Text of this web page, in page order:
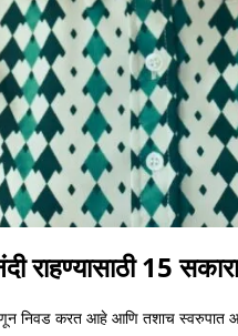
राहण्यासाठी 15
निवड करत आहे आणि तशाच स्वरुपात